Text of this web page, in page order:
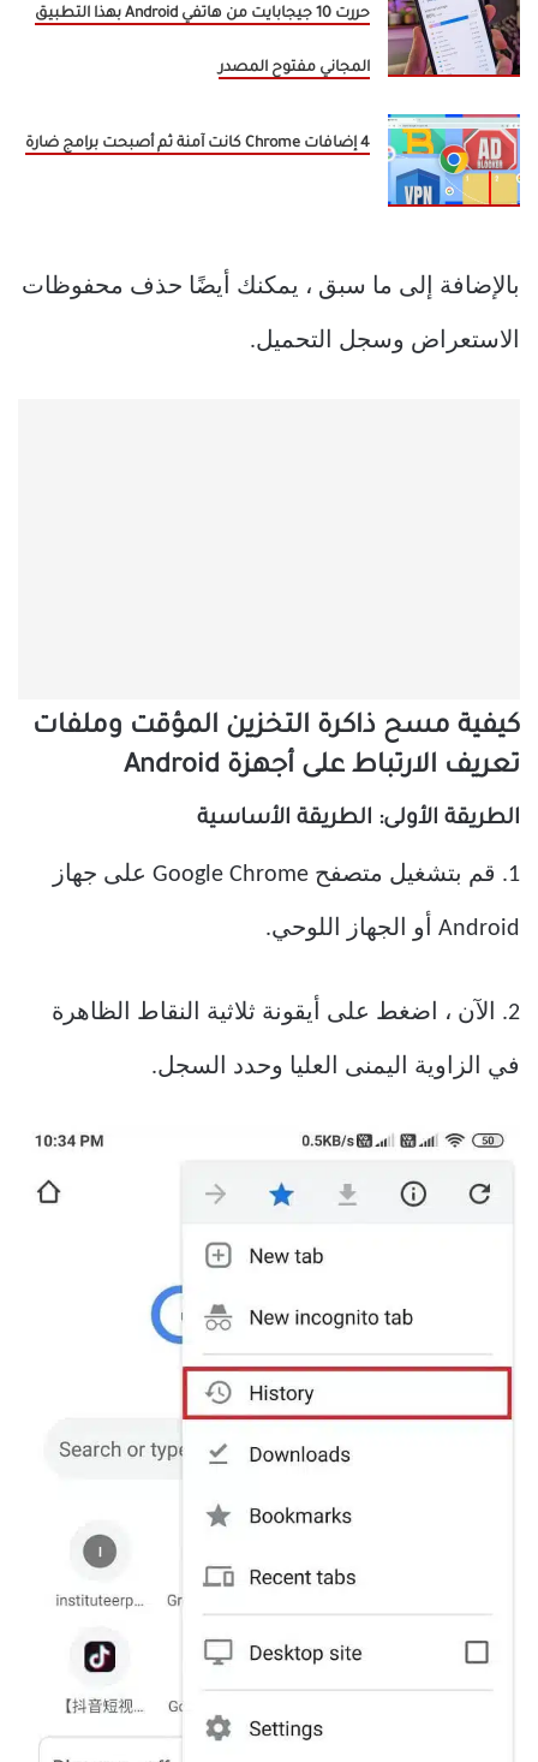
حررت 10 جيجابايت من هاتفي Android بهذا التطبيق
المجاني مفتوح المصدر
4 إضافات Chrome كانت آمنة ثم أصبحت برامج ضارة
بالإضافة إلى ما سبق ، يمكنك أيضًا حذف محفوظات
الاستعراض وسجل التحميل.
كيفية مسح ذاكرة التخزين المؤقت وملفات
تعريف الارتباط على أجهزة Android
الطريقة الأولى: الطريقة الأساسية
1. قم بتشغيل متصفح Google Chrome على جهاز
Android أو الجهاز اللوحي.
2. الآن ، اضغط على أيقونة ثلاثية النقاط الظاهرة
في الزاوية اليمنى العليا وحدد السجل.